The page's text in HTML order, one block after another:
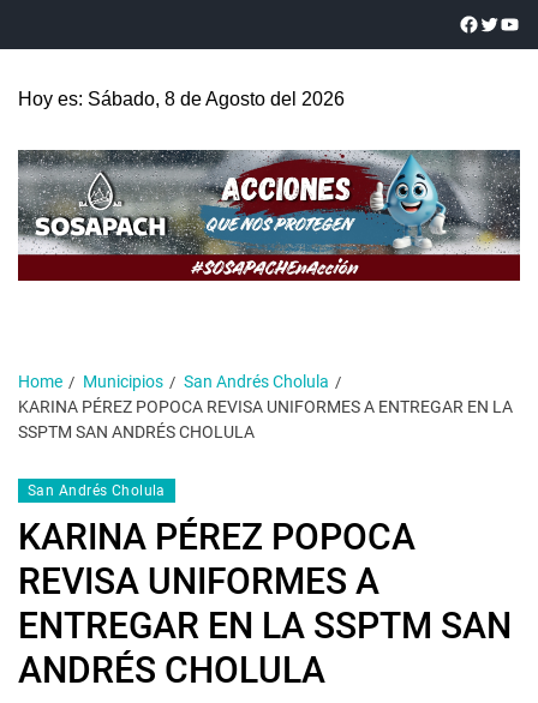
Hoy es: Sábado, 8 de Agosto del 2026
Home Municipios
San Andrés Cholula
KARINA PÉREZ POPOCA REVISA UNIFORMES A ENTREGAR EN LA
SSPTM SAN ANDRÉS CHOLULA
San Andrés Cholula
KARINA PÉREZ POPOCA
REVISA UNIFORMES A
ENTREGAR EN LA SSPTM SAN
ANDRÉS CHOLULA